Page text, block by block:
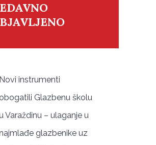
Novi instrumenti
Glazbenu školu
Varaždinu – ulaganje u
glazbenike uz